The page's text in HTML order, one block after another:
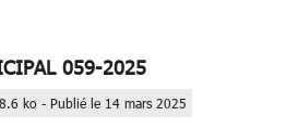
059-2025
ko - Publié le 14 mars 2025